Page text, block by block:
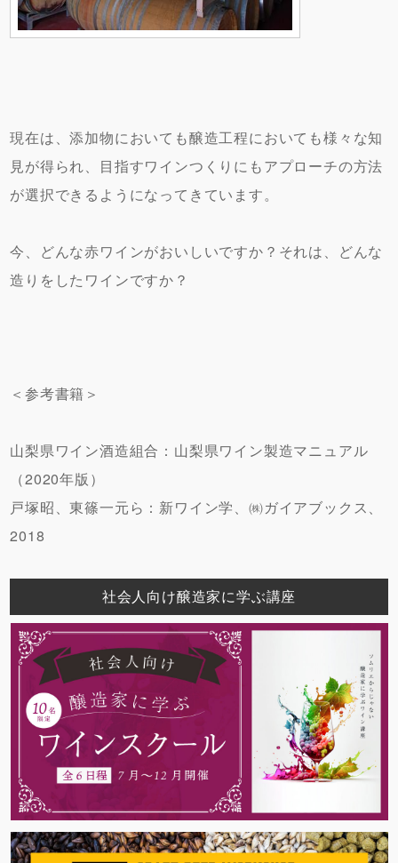
現在は、添加物においても醸造工程においても様々な知
見が得られ、目指すワインつくりにもアプローチの方法
が選択できるようになってきています。
今、どんな赤ワインがおいしいですか？それは、どんな
造りをしたワインですか？
＜参考書籍＞
山梨県ワイン酒造組合：山梨県ワイン製造マニュアル
（2020年版）
戸塚昭、東篠一元ら：新ワイン学、㈱ガイアブックス、
2018
社会人向け醸造家に学ぶ講座